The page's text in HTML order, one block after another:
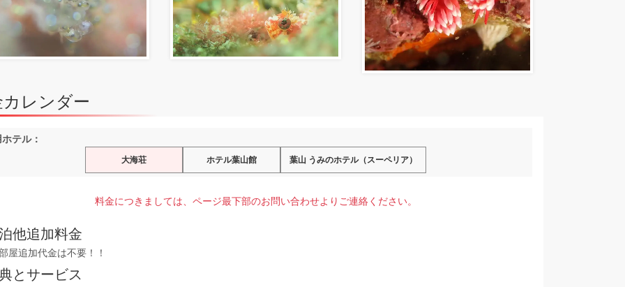
レンダー
テル：
大海荘 ホテル葉山館 葉山 うみのホテル（スーペリア）
料金につきましては、ページ最下部のお問い合わせよりご連絡ください。
他追加料金
屋追加代金は不要！！
とサービス